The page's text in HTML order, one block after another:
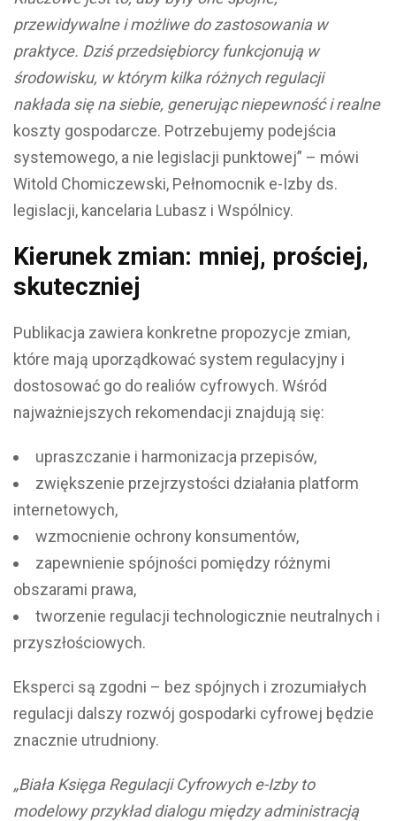
przewidywalne i możliwe do zastosowania w
praktyce. Dziś przedsiębiorcy funkcjonują w
środowisku, w którym kilka różnych regulacji
nakłada się na siebie, generując niepewność i realne
koszty gospodarcze. Potrzebujemy podejścia
systemowego, a nie legislacji punktowej” – mówi
Witold Chomiczewski, Pełnomocnik e-Izby ds.
legislacji, kancelaria Lubasz i Wspólnicy.
Kierunek zmian: mniej, prościej,
skuteczniej
Publikacja zawiera konkretne propozycje zmian,
które mają uporządkować system regulacyjny i
dostosować go do realiów cyfrowych. Wśród
najważniejszych rekomendacji znajdują się:
upraszczanie i harmonizacja przepisów,
zwiększenie przejrzystości działania platform
internetowych,
wzmocnienie ochrony konsumentów,
zapewnienie spójności pomiędzy różnymi
obszarami prawa,
tworzenie regulacji technologicznie neutralnych i
przyszłościowych.
Eksperci są zgodni – bez spójnych i zrozumiałych
regulacji dalszy rozwój gospodarki cyfrowej będzie
znacznie utrudniony.
„Biała Księga Regulacji Cyfrowych e-Izby to
modelowy przykład dialogu między administracją